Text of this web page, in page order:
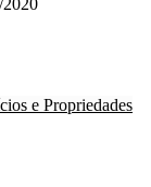
e Propriedades